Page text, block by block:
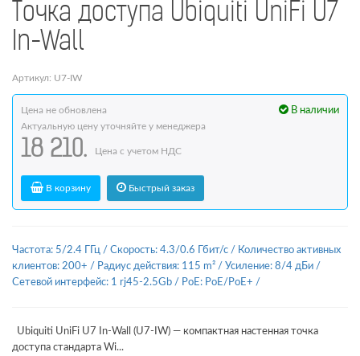
Точка доступа Ubiquiti UniFi U7
In-Wall
Артикул: U7-IW
В наличии
Цена не обновлена
Актуальную цену уточняйте у менеджера
18 210. Цена с учетом НДС
В корзину Быстрый заказ
Частота: 5/2.4 ГГц / Скорость: 4.3/0.6 Гбит/с / Количество активных
клиентов: 200+ / Радиус действия: 115 m² / Усиление: 8/4 дБи /
Сетевой интерфейс: 1 rj45-2.5Gb / PoE: PoE/PoE+ /
Ubiquiti UniFi U7 In-Wall (U7-IW) — компактная настенная точка
доступа стандарта Wi...